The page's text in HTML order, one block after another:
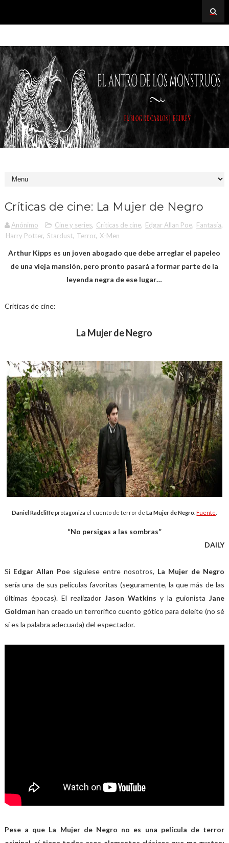
Críticas de cine: La Mujer de Negro
Anónimo Cine y series, Críticas de cine, Edgar Allan Poe, Fantasía,
Harry Potter, Stardust, Terror, X-Men
Arthur Kipps es un joven abogado que debe arreglar el papeleo
de una vieja mansión, pero pronto pasará a formar parte de la
leyenda negra de ese lugar…
Críticas de cine:
La Mujer de Negro
Daniel Radcliffe protagoniza el cuento de terror deLa Mujer de Negro .Fuente
“No persigas a las sombras”
DAILY
Si Edgar Allan Poe siguiese entre nosotros, La Mujer de Negro
sería una de sus películas favoritas (seguramente, la que más de las
últimas épocas). El realizador Jason Watkins y la guionistaJane
Goldman han creado un terrorífico cuento gótico para deleite (no sé
si es la palabra adecuada) del espectador.
Pese a que La Mujer de Negro no es una película de terror